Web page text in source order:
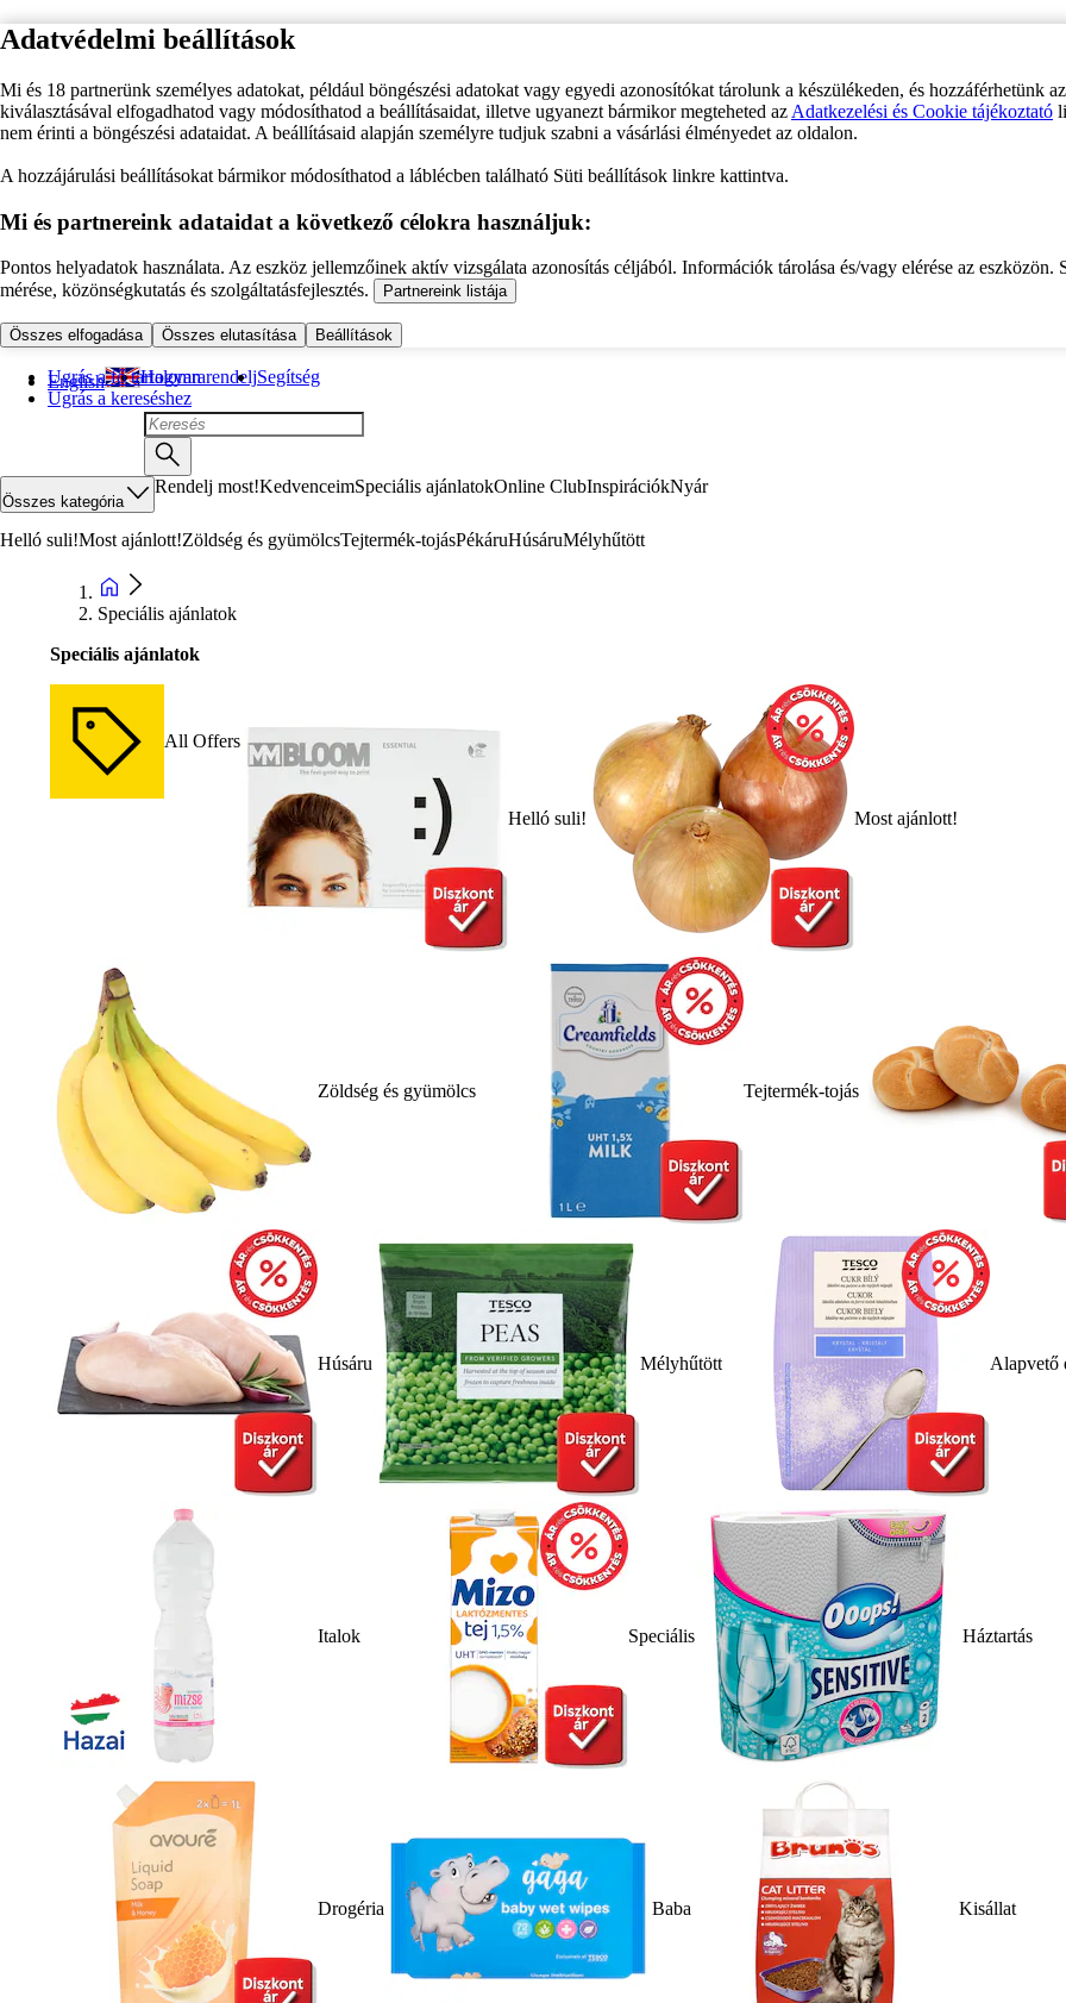
Adatvédelmi beállítások
Mi és 18 partnerünk személyes adatokat, például böngészési adatokat vagy egyedi azonosítókat tárolunk a készülékeden, és hozzáférhetünk
kiválasztásával elfogadhatod vagy módosíthatod a beállításaidat, illetve ugyanezt bármikor megteheted az Adatkezelési és Cookie tájékoztató
nem érinti a böngészési adataidat. A beállításaid alapján személyre tudjuk szabni a vásárlási élményedet az oldalon.
A hozzájárulási beállításokat bármikor módosíthatod a láblécben található Süti beállítások linkre kattintva.
Mi és partnereink adataidat a következő célokra használjuk:
Pontos helyadatok használata. Az eszköz jellemzőinek aktív vizsgálata azonosítás céljából. Információk tárolása és/vagy elérése az eszközön.
mérése, közönségkutatás és szolgáltatásfejlesztés.
Partnereink listája
Összes elfogadása Összes elutasítása Beállítások
Ugrás a fő tartalomra
Ugrás a kereséshez
English Hogyan rendeljSegítség
Összes kategória
Rendelj most!KedvenceimSpeciális ajánlatokOnline ClubInspirációkNyár
Helló suli!Most ajánlott!Zöldség és gyümölcsTejtermék-tojásPékáruHúsáruMélyhűtött
Speciális ajánlatok
Speciális ajánlatok
All Offers
Helló suli! Most ajánlott!
Zöldség és gyümölcs Tejtermék-tojás
Húsáru Mélyhűtött Alapvető
Italok Speciális Háztartás
Drogéria Baba Kisállat